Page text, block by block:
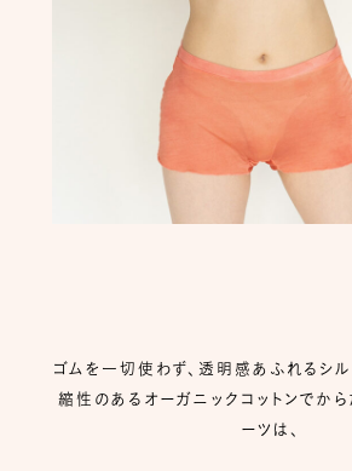
ゴムを一切使わず、透明感あふれるシル
縮性のあるオーガニックコットンでか
ーツは、